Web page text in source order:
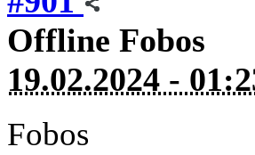
Offline Fobos
19.02.2024 -
Fobos